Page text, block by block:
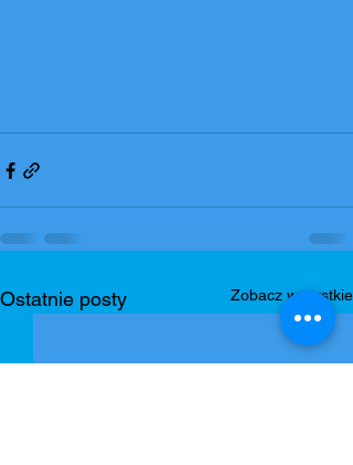
Ostatnie posty Zobacz wszystkie